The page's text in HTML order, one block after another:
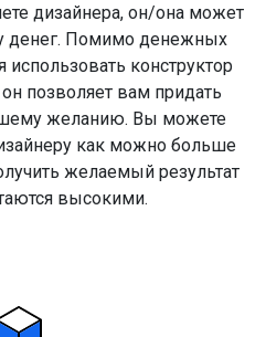
дизайнера, он/она может
денег. Помимо денежных
использовать конструктор
позволяет вам придать
желанию. Вы можете
как можно больше
желаемый результат
высокими.